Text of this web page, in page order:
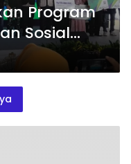
Program
Sosial